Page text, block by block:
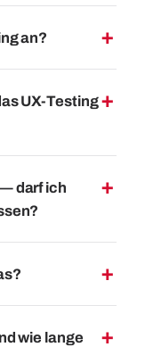
an?
UX-Testing
darf ich
wie lange